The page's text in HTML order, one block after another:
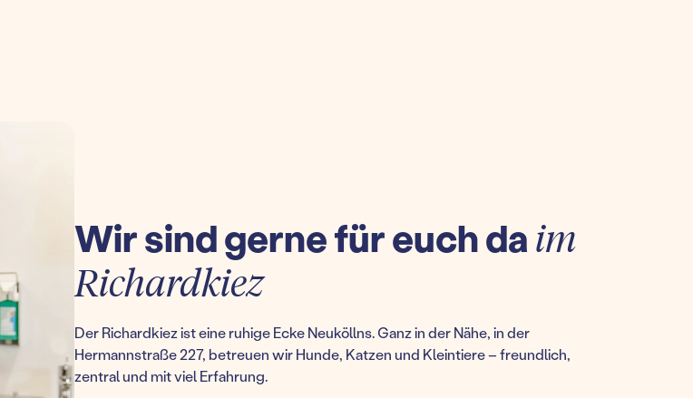
Wir sind gerne für euch daim
Richardkiez
Der Richardkiez ist eine ruhige Ecke Neuköllns. Ganz in der Nähe, in der
Hermannstraße 227, betreuen wir Hunde, Katzen und Kleintiere – freundlich,
zentral und mit viel Erfahrung.